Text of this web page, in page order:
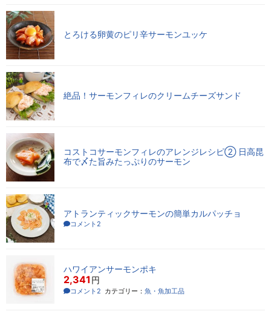
とろける卵黄のピリ辛サーモンユッケ
絶品！サーモンフィレのクリームチーズサンド
コストコサーモンフィレのアレンジレシピ② 日高昆
布で〆た旨みたっぷりのサーモン
アトランティックサーモンの簡単カルパッチョ
コメント2
ハワイアンサーモンポキ
2,341 円
コメント2 カテゴリー： 魚・魚加工品